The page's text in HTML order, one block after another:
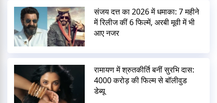
संजय दत्त का 2026 में धमाका: 7 महीने
में रिलीज कीं 6 फिल्में, अरबी मूवी में भी
आए नजर
रामायण में श्रुतकीर्ति बनीं सुरभि दास:
4000 करोड़ की फिल्म से बॉलीवुड
डेब्यू